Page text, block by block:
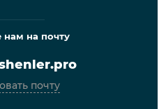
на почту
почту